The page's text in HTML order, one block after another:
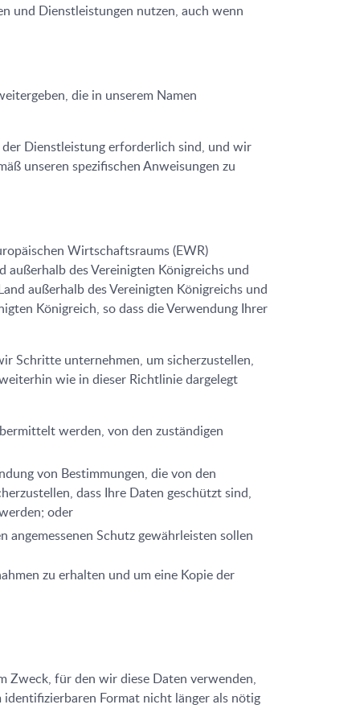
und Dienstleistungen nutzen, auch wenn
die in unserem Namen
Dienstleistung erforderlich sind, und wir
unseren spezifischen Anweisungen zu
Wirtschaftsraums (EWR)
des Vereinigten Königreichs und
außerhalb des Vereinigten Königreichs und
Königreich, so dass die Verwendung Ihrer
Schritte unternehmen, um sicherzustellen,
wie in dieser Richtlinie dargelegt
werden, von den zuständigen
von Bestimmungen, die von den
dass Ihre Daten geschützt sind,
oder
Schutz gewährleisten sollen
zu erhalten und um eine Kopie der
Zweck, für den wir diese Daten verwenden,
Format nicht länger als nötig